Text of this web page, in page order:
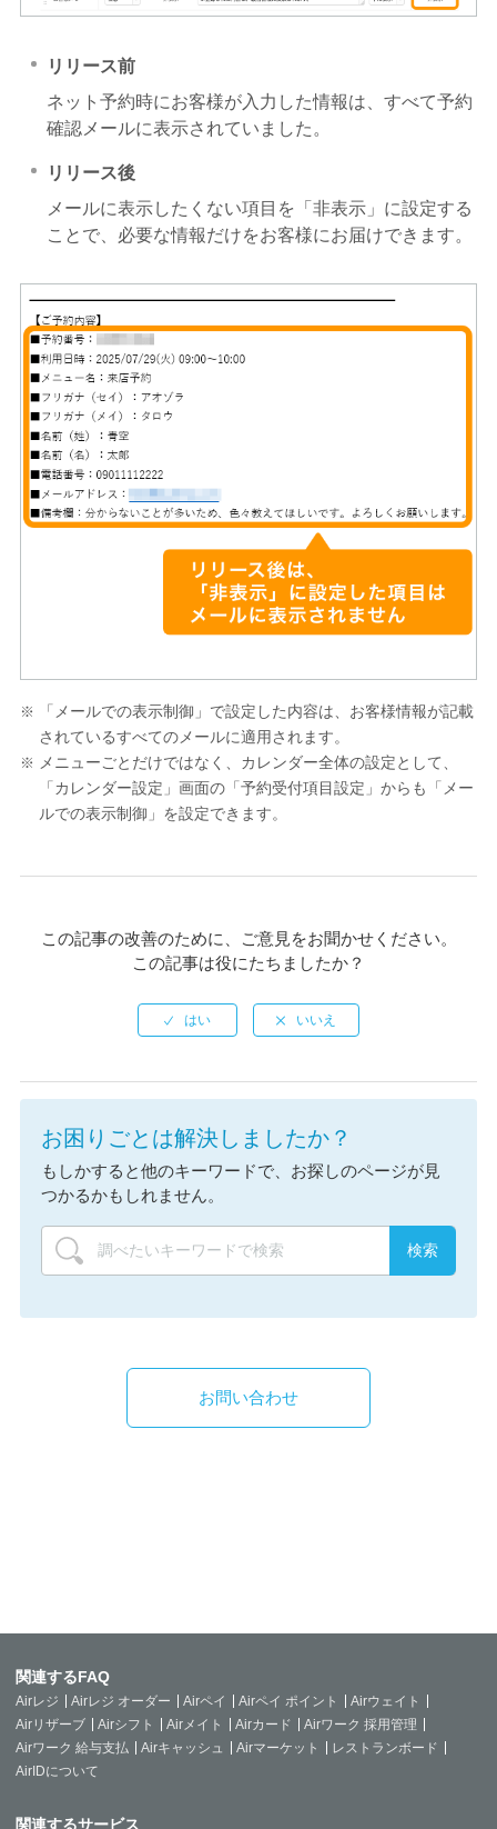
リリース前
ネット予約時にお客様が入力した情報は、すべて予約
確認メールに表示されていました。
リリース後
メールに表示したくない項目を「非表示」に設定する
ことで、必要な情報だけをお客様にお届けできます。
「メールでの表示制御」で設定した内容は、お客様情報が記載
されているすべてのメールに適用されます。
メニューごとだけではなく、カレンダー全体の設定として、
「カレンダー設定」画面の「予約受付項目設定」からも「メー
ルでの表示制御」を設定できます。
この記事の改善のために、ご意見をお聞かせください。
この記事は役にたちましたか？
お困りごとは解決しましたか？
もしかすると他のキーワードで、お探しのページが見
つかるかもしれません。
お問い合わせ
関連するFAQ
Airレジ Airレジ オーダー Airペイ Airペイ ポイント
Airウェイト
Airリザーブ
Airシフト Airメイト Airカード
Airワーク 採用管理
Airワーク 給与支払
Airキャッシュ Airマーケット
レストランボード
AirIDについて
関連するサービス